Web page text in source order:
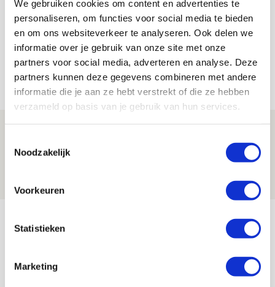
We gebruiken cookies om content en advertenties te
personaliseren, om functies voor social media te bieden
en om ons websiteverkeer te analyseren. Ook delen we
informatie over je gebruik van onze site met onze
partners voor social media, adverteren en analyse. Deze
partners kunnen deze gegevens combineren met andere
informatie die je aan ze hebt verstrekt of die ze hebben
verzameld op basis van je gebruik van hun services.
Noodzakelijk
Voorkeuren
Statistieken
Marketing
Net binnen //
Ajax - Shelbourne
leidersrol bij Ajax
NIEUWS